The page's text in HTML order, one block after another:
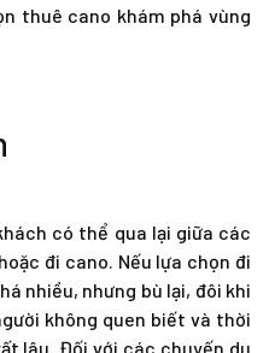
thuê cano khám phá vùng
có thể qua lại giữa các
đi cano. Nếu lựa chọn đi
nhiều, nhưng bù lại, đôi khi
không quen biết và thời
lâu. Đối với các chuyến du